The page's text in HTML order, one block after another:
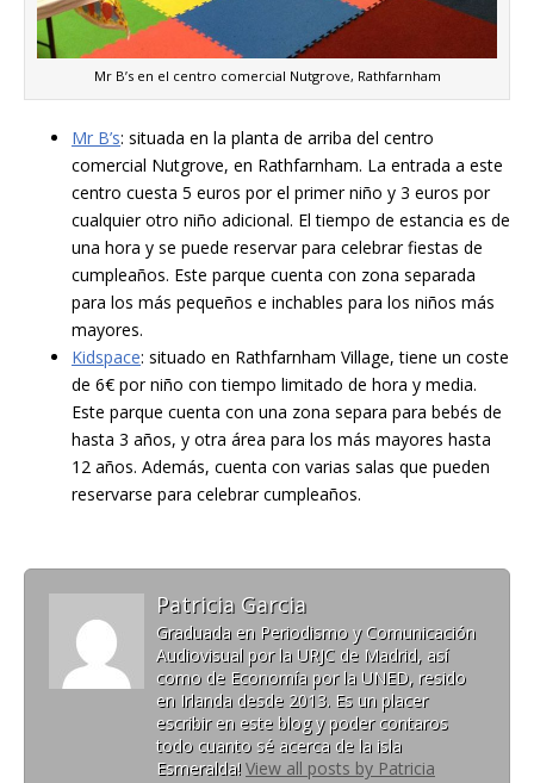
Mr B’s en el centro comercial Nutgrove, Rathfarnham
Mr B’s: situada en la planta de arriba del centro
comercial Nutgrove, en Rathfarnham. La entrada a este
centro cuesta 5 euros por el primer niño y 3 euros por
cualquier otro niño adicional. El tiempo de estancia es de
una hora y se puede reservar para celebrar fiestas de
cumpleaños. Este parque cuenta con zona separada
para los más pequeños e inchables para los niños más
mayores.
Kidspace: situado en Rathfarnham Village, tiene un coste
de 6€ por niño con tiempo limitado de hora y media.
Este parque cuenta con una zona separa para bebés de
hasta 3 años, y otra área para los más mayores hasta
12 años. Además, cuenta con varias salas que pueden
reservarse para celebrar cumpleaños.
Patricia Garcia
Graduada en Periodismo y Comunicación
Audiovisual por la URJC de Madrid, así
como de Economía por la UNED, resido
en Irlanda desde 2013. Es un placer
escribir en este blog y poder contaros
todo cuanto sé acerca de la isla
Esmeralda! View all posts by Patricia